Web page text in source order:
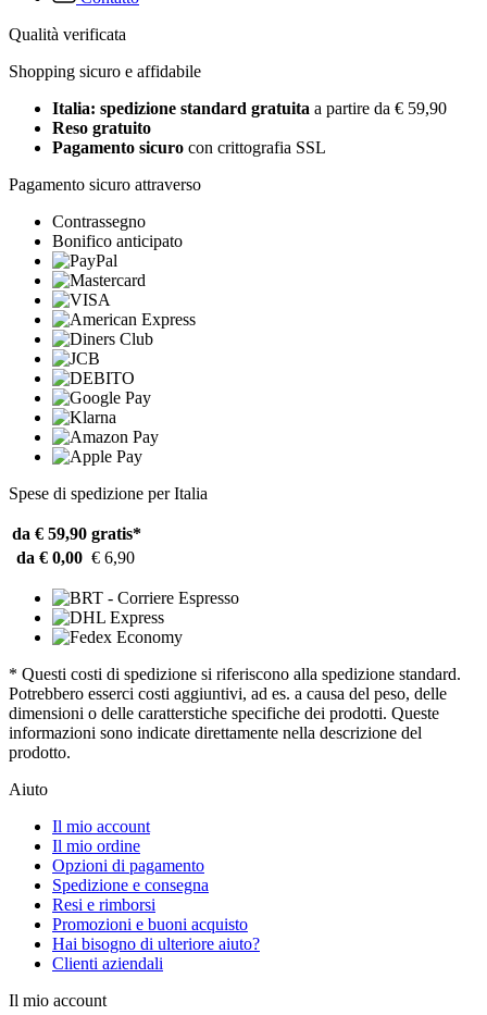
Qualità verificata
Shopping sicuro e affidabile
Italia: spedizione standard gratuita a partire da € 59,90
Reso gratuito
Pagamento sicuro con crittografia SSL
Pagamento sicuro attraverso
Contrassegno
Bonifico anticipato
Spese di spedizione per Italia
da € 59,90 gratis*
da € 0,00 € 6,90
* Questi costi di spedizione si riferiscono alla spedizione standard.
Potrebbero esserci costi aggiuntivi, ad es. a causa del peso, delle
dimensioni o delle caratterstiche specifiche dei prodotti. Queste
informazioni sono indicate direttamente nella descrizione del
prodotto.
Aiuto
Il mio account
Il mio ordine
Opzioni di pagamento
Spedizione e consegna
Resi e rimborsi
Promozioni e buoni acquisto
Hai bisogno di ulteriore aiuto?
Clienti aziendali
Il mio account